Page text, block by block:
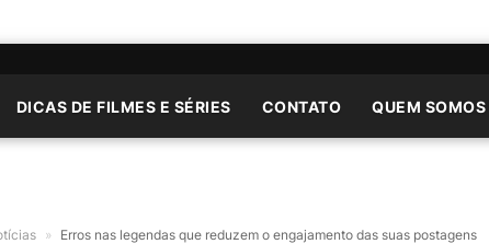
DICAS DE FILMES E SÉRIES CONTATO QUEM SOMOS
» Erros nas legendas que reduzem o engajamento das suas postagens